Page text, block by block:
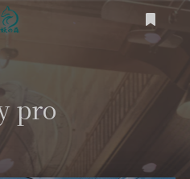
pro